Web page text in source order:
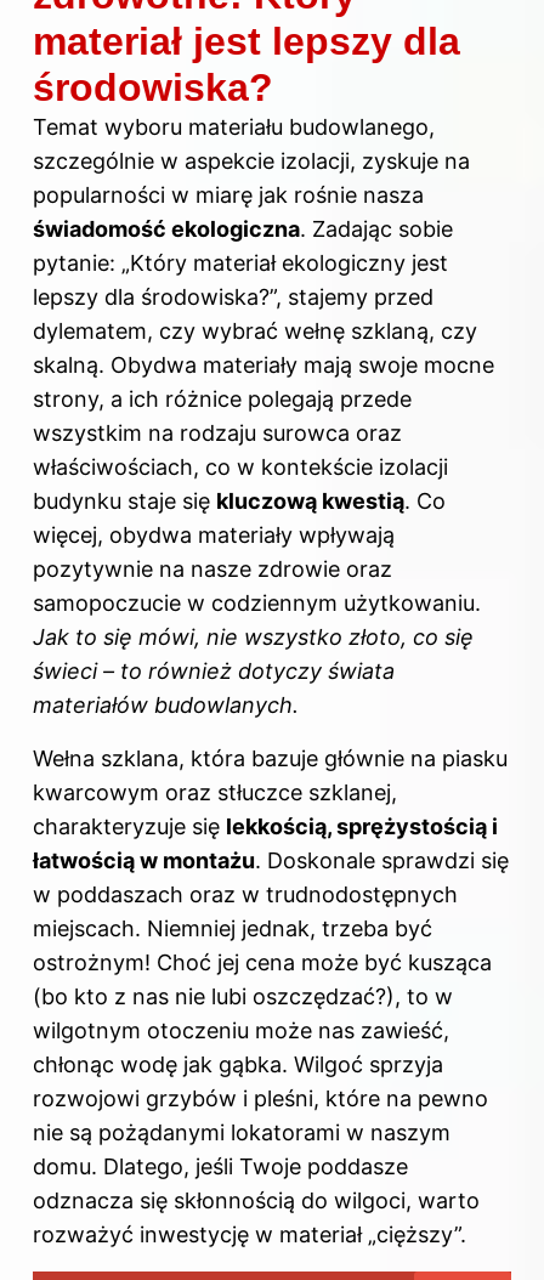
materiał jest lepszy dla
środowiska?
Temat wyboru materiału budowlanego,
szczególnie w aspekcie izolacji, zyskuje na
popularności w miarę jak rośnie nasza
świadomość ekologiczna. Zadając sobie
pytanie: „Który materiał ekologiczny jest
lepszy dla środowiska?”, stajemy przed
dylematem, czy wybrać wełnę szklaną, czy
skalną. Obydwa materiały mają swoje mocne
strony, a ich różnice polegają przede
wszystkim na rodzaju surowca oraz
właściwościach, co w kontekście izolacji
budynku staje się kluczową kwestią. Co
więcej, obydwa materiały wpływają
pozytywnie na nasze zdrowie oraz
samopoczucie w codziennym użytkowaniu.
Jak to się mówi, nie wszystko złoto, co się
świeci – to również dotyczy świata
materiałów budowlanych.
Wełna szklana, która bazuje głównie na piasku
kwarcowym oraz stłuczce szklanej,
charakteryzuje się lekkością, sprężystością i
łatwością w montażu. Doskonale sprawdzi się
w poddaszach oraz w trudnodostępnych
miejscach. Niemniej jednak, trzeba być
ostrożnym! Choć jej cena może być kusząca
(bo kto z nas nie lubi oszczędzać?), to w
wilgotnym otoczeniu może nas zawieść,
chłonąc wodę jak gąbka. Wilgoć sprzyja
rozwojowi grzybów i pleśni, które na pewno
nie są pożądanymi lokatorami w naszym
domu. Dlatego, jeśli Twoje poddasze
odznacza się skłonnością do wilgoci, warto
rozważyć inwestycję w materiał „cięższy”.